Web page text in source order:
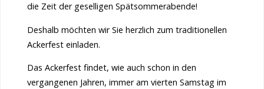
die Zeit der geselligen Spätsommerabende!
Deshalb möchten wir Sie herzlich zum traditionellen
Ackerfest einladen.
Das Ackerfest findet, wie auch schon in den
vergangenen Jahren, immer am vierten Samstag im